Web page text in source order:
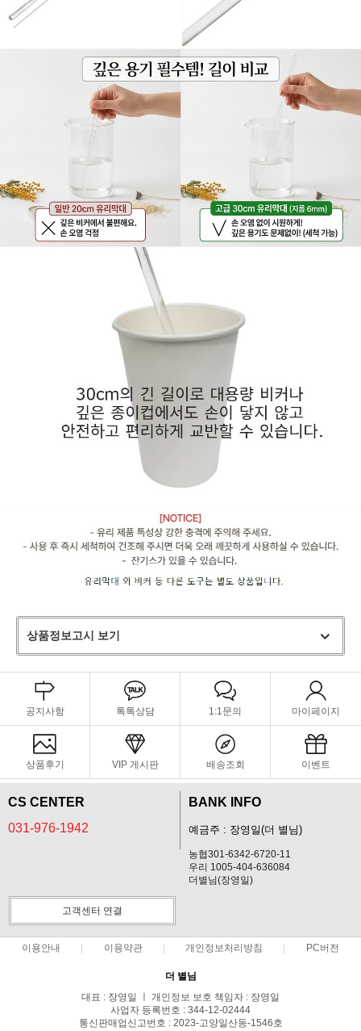
상품정보고시 보기
공지사항 톡톡상담 1:1문의 마이페이지
상품후기 VIP 게시판 배송조회 이벤트
CS CENTER
031-976-1942
BANK INFO
예금주 : 장영일(더 별님)
농협301-6342-6720-11
우리 1005-404-636084
더별님(장영일)
고객센터 연결
이용안내 이용약관 개인정보처리방침 PC버전
더 별님
대표 : 장영일 ㅣ 개인정보 보호 책임자 : 장영일
사업자 등록번호 : 344-12-02444
통신판매업신고번호 : 2023-고양일산동-1546호